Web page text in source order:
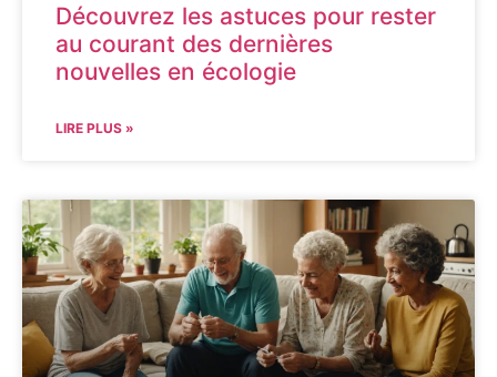
Découvrez les astuces pour rester
au courant des dernières
nouvelles en écologie
LIRE PLUS »